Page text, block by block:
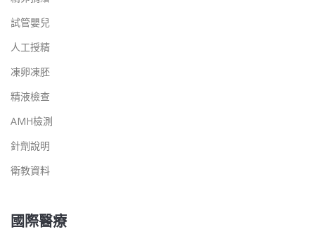
試管嬰兒
人工授精
凍卵凍胚
精液檢查
AMH檢測
針劑說明
衛教資料
國際醫療